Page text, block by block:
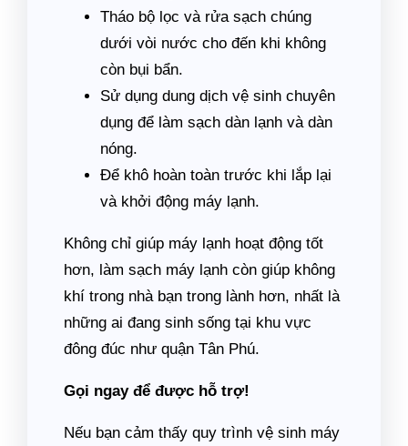
Tháo bộ lọc và rửa sạch chúng
dưới vòi nước cho đến khi không
còn bụi bẩn.
Sử dụng dung dịch vệ sinh chuyên
dụng để làm sạch dàn lạnh và dàn
nóng.
Để khô hoàn toàn trước khi lắp lại
và khởi động máy lạnh.
Không chỉ giúp máy lạnh hoạt động tốt
hơn, làm sạch máy lạnh còn giúp không
khí trong nhà bạn trong lành hơn, nhất là
những ai đang sinh sống tại khu vực
đông đúc như quận Tân Phú.
Gọi ngay để được hỗ trợ!
Nếu bạn cảm thấy quy trình vệ sinh máy